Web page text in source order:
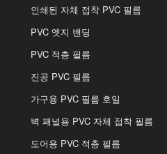
인쇄된 자체 접착 PVC 필름
PVC 엣지 밴딩
PVC 적층 필름
진공 PVC 필름
가구용 PVC 필름 호일
벽 패널용 PVC 자체 접착 필름
도어용 PVC 적층 필름